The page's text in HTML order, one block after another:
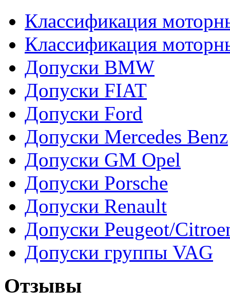
Классификация
Классификация
Допуски BMW
Допуски FIAT
Допуски Ford
Допуски Mercedes Benz
Допуски GM Opel
Допуски Porsche
Допуски Renault
Допуски Peugeot/
Допуски группы VAG
Отзывы